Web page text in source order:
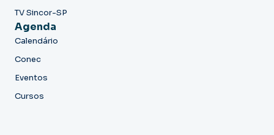
TV Sincor-SP
Agenda
Calendário
Conec
Eventos
Cursos